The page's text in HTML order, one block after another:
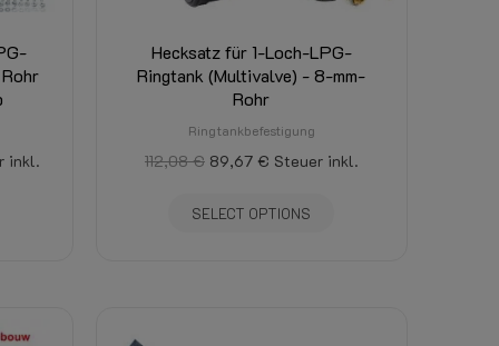
inkl.
Hecksatz für 1-Loch-LPG-
Ringtank (Multivalve) - 8-mm-
Rohr
Ringtankbefestigung
112,08 € 89,67 € Steuer inkl.
SELECT OPTIONS